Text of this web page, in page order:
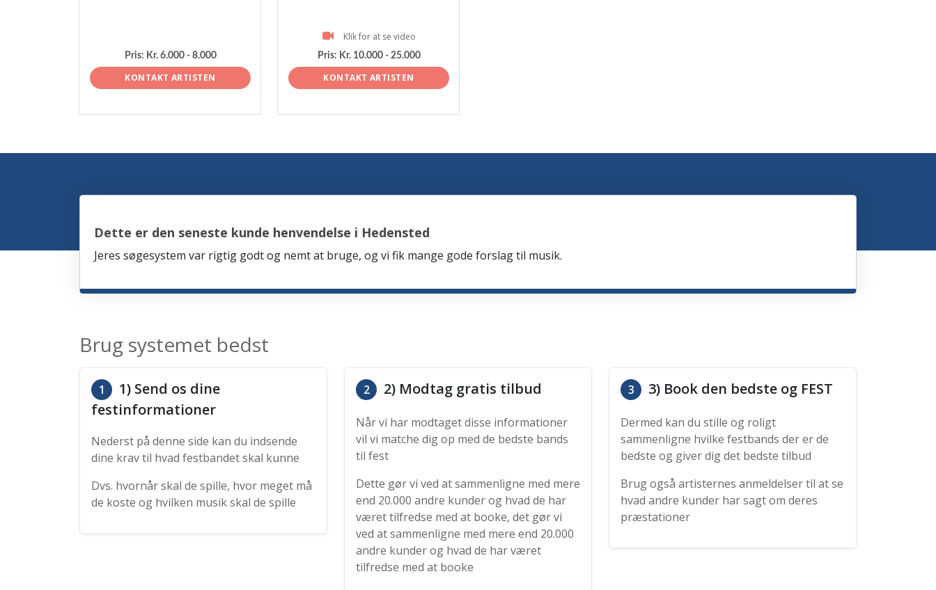
Pris: Kr. 6.000 - 8.000
KONTAKT ARTISTEN
Klik for at se video
Pris: Kr. 10.000 - 25.000
KONTAKT ARTISTEN
Dette er den seneste kunde henvendelse i Hedensted
Jeres søgesystem var rigtig godt og nemt at bruge, og vi fik mange gode forslag til musik.
Brug systemet bedst
1
1) Send os dine
festinformationer
Nederst på denne side kan du indsende
dine krav til hvad festbandet skal kunne
Dvs. hvornår skal de spille, hvor meget må
de koste og hvilken musik skal de spille
2 2) Modtag gratis tilbud
Når vi har modtaget disse informationer
vil vi matche dig op med de bedste bands
til fest
Dette gør vi ved at sammenligne med mere
end 20.000 andre kunder og hvad de har
været tilfredse med at booke, det gør vi
ved at sammenligne med mere end 20.000
andre kunder og hvad de har været
tilfredse med at booke
3 3) Book den bedste og FEST
Dermed kan du stille og roligt
sammenligne hvilke festbands der er de
bedste og giver dig det bedste tilbud
Brug også artisternes anmeldelser til at se
hvad andre kunder har sagt om deres
præstationer